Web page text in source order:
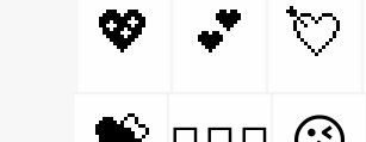
💖
💕 💘